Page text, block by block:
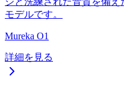
モデルです。
Mureka O1
詳細を見る